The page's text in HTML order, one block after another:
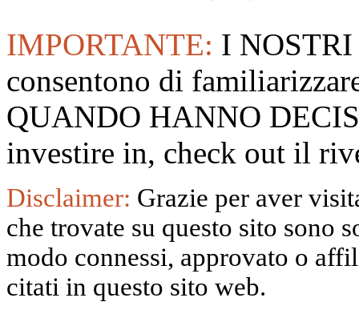
IMPORTANTE: I
consentono di
QUANDO HANNO
investire in, check out il
Disclaimer: Grazie per aver
che trovate su questo sito sono
modo connessi, approvato o
citati in questo sito web.